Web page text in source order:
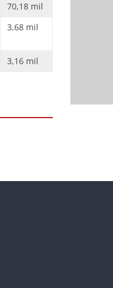
70,18 mil
3,68 mil
3,16 mil